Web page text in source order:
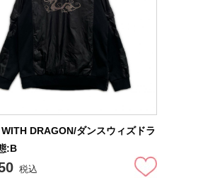
DRAGON/ダンスウィズドラ
:B
税込